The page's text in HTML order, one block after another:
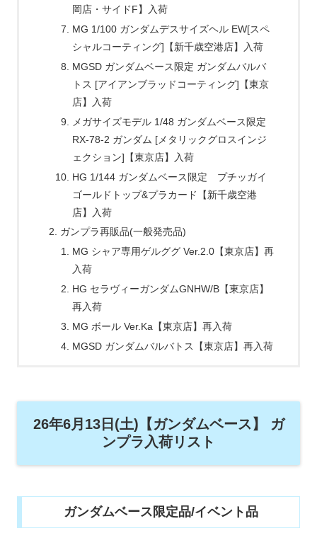
岡店・サイドF】入荷
MG 1/100 ガンダムデスサイズヘル EW[スペ
シャルコーティング]【新千歳空港店】入荷
MGSD ガンダムベース限定 ガンダムバルバ
トス [アイアンブラッドコーティング]【東京
店】入荷
メガサイズモデル 1/48 ガンダムベース限定
RX-78-2 ガンダム [メタリックグロスインジ
ェクション]【東京店】入荷
HG 1/144 ガンダムベース限定 プチッガイ
ゴールドトップ&プラカード【新千歳空港
店】入荷
ガンプラ再販品(一般発売品)
MG シャア専用ゲルググ Ver.2.0【東京店】再
入荷
HG セラヴィーガンダムGNHW/B【東京店】
再入荷
MG ボール Ver.Ka【東京店】再入荷
MGSD ガンダムバルバトス【東京店】再入荷
26年6月13日(土)【ガンダムベース】 ガ
ンプラ入荷リスト
ガンダムベース限定品/イベント品